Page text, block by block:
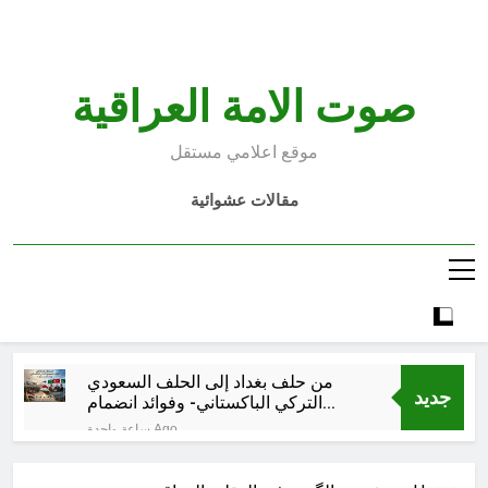
صوت الامة العراقية
موقع اعلامي مستقل
مقالات عشوائية
جديد
من حلف بغداد إلى الحلف السعودي
التركي الباكستاني- وفوائد انضمام
العراق له!ساعة واحدة Ago